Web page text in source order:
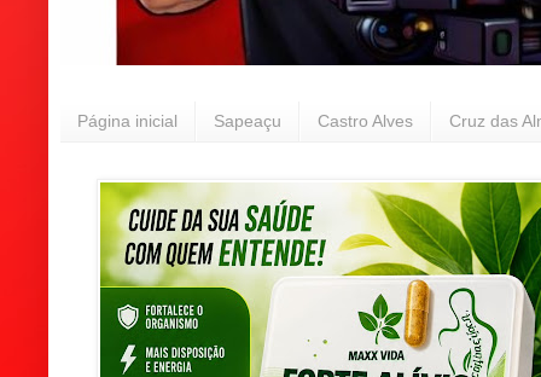
Página inicial Sapeaçu Castro Alves Cruz das